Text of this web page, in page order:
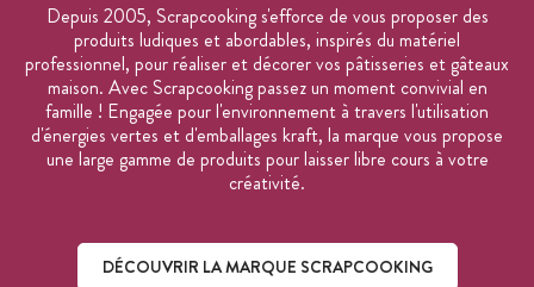
Depuis 2005, Scrapcooking s'efforce de vous proposer des
produits ludiques et abordables, inspirés du matériel
professionnel, pour réaliser et décorer vos pâtisseries et gâteaux
maison. Avec Scrapcooking passez un moment convivial en
famille ! Engagée pour l'environnement à travers l'utilisation
d'énergies vertes et d'emballages kraft, la marque vous propose
une large gamme de produits pour laisser libre cours à votre
créativité.
DÉCOUVRIR LA MARQUE SCRAPCOOKING